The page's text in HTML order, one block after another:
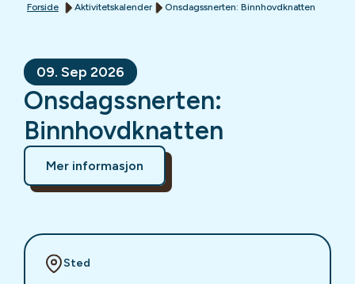
Forside Aktivitetskalender Onsdagssnerten: Binnhovdknatten
09. Sep 2026
Onsdagssnerten:
Binnhovdknatten
Mer informasjon
Sted